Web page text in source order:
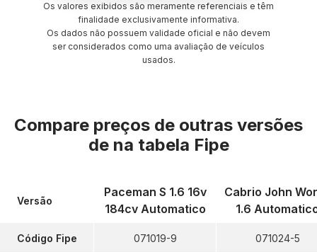
Os valores exibidos são meramente referenciais e têm
finalidade exclusivamente informativa.
Os dados não possuem validade oficial e não devem
ser considerados como uma avaliação de veículos
usados.
Compare preços de outras versões
de na tabela Fipe
Versão
Código Fipe
Paceman S 1.6 16v
184cv Automatico
071019-9
Cabrio John
1.6
071024-5